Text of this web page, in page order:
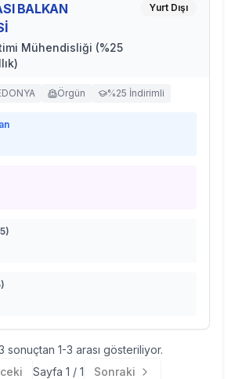
BALKAN
Mühendisliği (%25
Yurt Dışı
Örgün %25 İndirimli
)
)
sonuçtan 1-3 arası gösteriliyor.
Sayfa 1 / 1 Sonraki